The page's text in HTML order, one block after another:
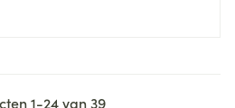
1-24van39